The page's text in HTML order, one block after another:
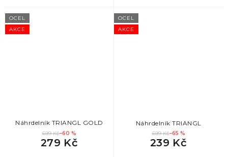
AKCE
OCEL
Náhrdelník TRIANGL GOLD
699 Kč–60 %
279 Kč
AKCE
OCEL
Náhrdelník TRIANGL
699 Kč–65 %
239 Kč